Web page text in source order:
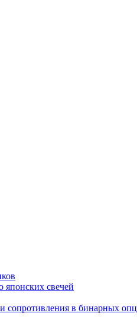
свечей
сопротивления в бинарных опц